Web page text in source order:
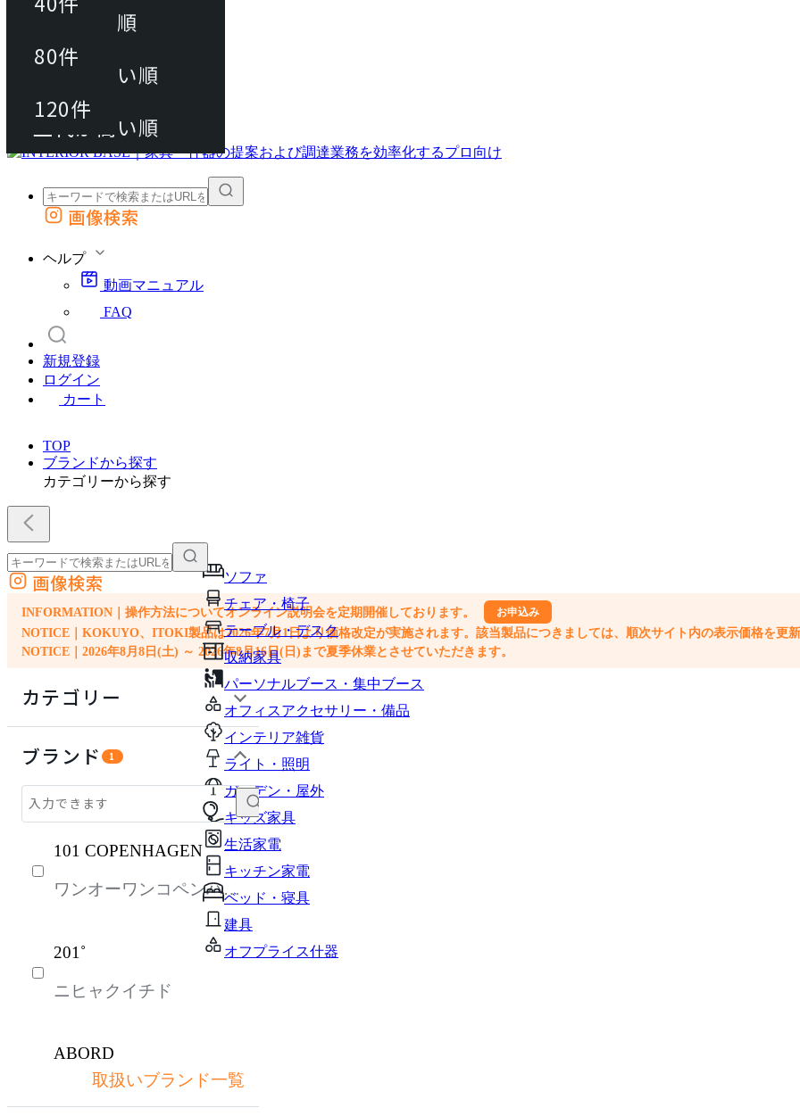
動画マニュアル
FAQ
カート
外部サイトの商品をカートに追加
画像検索
ヘルプ
動画マニュアル
FAQ
新規登録
ログイン
カート
TOP
ブランドから探す
カテゴリーから探す
ソファ
チェア・椅子
テーブル・デスク
収納家具
パーソナルブース・集中ブース
オフィスアクセサリー・備品
インテリア雑貨
ライト・照明
ガーデン・屋外
キッズ家具
生活家電
キッチン家電
ベッド・寝具
建具
オフプライス什器
外部サイトの商品をカートに追加
他のサイトで見つけた商品ページのURLを貼り付けて、カートに追加できます
画像検索
INFORMATION｜操作方法についてオンライン説明会を定期開催しております。 お申込み
NOTICE｜KOKUYO、ITOKI製品は2026年7月1日より価格改定が実施されます。該当製品につきましては、順次サイト内の表示価格を更新
NOTICE｜2026年8月8日(土) ～ 2026年8月16日(日)まで夏季休業とさせていただきます。
カテゴリー
テーブル・デスク
収納家具
インテリア雑貨
ライト・照明
ブランド 1
101 COPENHAGEN
ワンオーワンコペンハー
201˚
ニヒャクイチド
ABORD
アボール
取扱いブランド一覧
80件
120件
おすすめ順
上代が安い順
上代が高い順
80件
120件